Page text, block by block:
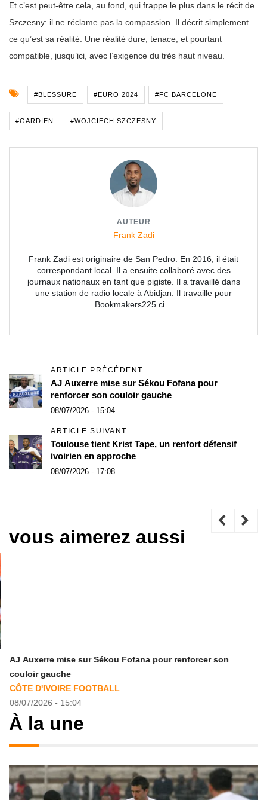
Et c’est peut-être cela, au fond, qui frappe le plus dans le récit de
Szczesny: il ne réclame pas la compassion. Il décrit simplement
ce qu’est sa réalité. Une réalité dure, tenace, et pourtant
compatible, jusqu’ici, avec l’exigence du très haut niveau.
#BLESSURE #EURO 2024 #FC BARCELONE
#GARDIEN #WOJCIECH SZCZESNY
AUTEUR
Frank Zadi
Frank Zadi est originaire de San Pedro. En 2016, il était
correspondant local. Il a ensuite collaboré avec des
journaux nationaux en tant que pigiste. Il a travaillé dans
une station de radio locale à Abidjan. Il travaille pour
Bookmakers225.ci…
ARTICLE PRÉCÉDENT
AJ Auxerre mise sur Sékou Fofana pour
renforcer son couloir gauche
08/07/2026 - 15:04
ARTICLE SUIVANT
Toulouse tient Krist Tape, un renfort défensif
ivoirien en approche
08/07/2026 - 17:08
vous aimerez aussi
AJ Auxerre mise sur Sékou Fofana pour renforcer son
couloir gauche
CÔTE D'IVOIRE FOOTBALL
08/07/2026 - 15:04
À la une